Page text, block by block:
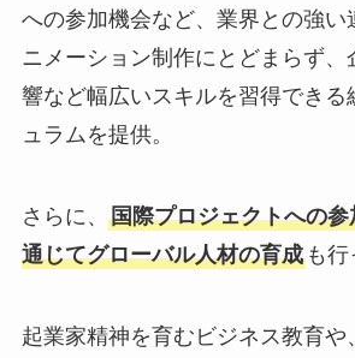
への参加機会など、業界との強い
ニメーション制作にとどまらず、
響など幅広いスキルを習得できる
ュラムを提供。
さらに、 国際プロジェクトへの
通じてグローバル人材の育成も行
起業家精神を育むビジネス教育や